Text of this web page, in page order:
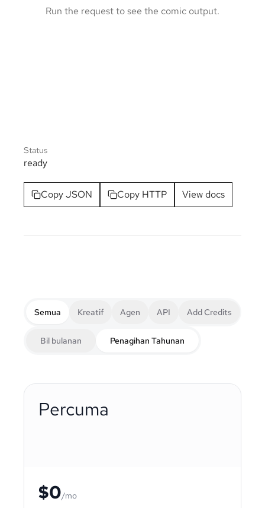
Run the request to see the comic output.
Status
ready
Copy JSON Copy HTTP View docs
Semua Kreatif Agen API Add Credits
Bil bulanan Penagihan Tahunan
Percuma
$0/mo